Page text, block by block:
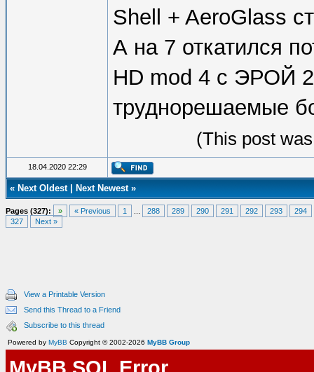
Shell + AeroGlass
А на 7 откатился
HD mod 4 c ЭРОЙ
труднорешаемые
(This post
18.04.2020 22:29
« Next Oldest| Next Newest»
Pages (327): » « Previous 1 288 289 290 291 292 293
294
327
Next »
View a Printable Version
Send this Thread to a Friend
Subscribe to this thread
Powered by MyBB Copyright © 2002-2026 MyBB Group